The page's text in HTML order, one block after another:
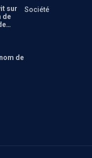
sur
de
de
Société